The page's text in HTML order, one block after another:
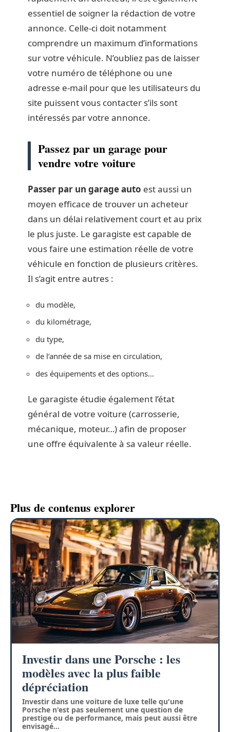
essentiel de soigner la rédaction de votre
annonce. Celle-ci doit notamment
comprendre un maximum d’informations
sur votre véhicule. N’oubliez pas de laisser
votre numéro de téléphone ou une
adresse e-mail pour que les utilisateurs du
site puissent vous contacter s’ils sont
intéressés par votre annonce.
Passez par un garage pour
vendre votre voiture
Passer par un garage auto est aussi un
moyen efficace de trouver un acheteur
dans un délai relativement court et au prix
le plus juste. Le garagiste est capable de
vous faire une estimation réelle de votre
véhicule en fonction de plusieurs critères.
Il s’agit entre autres :
du modèle,
du kilométrage,
du type,
de l’année de sa mise en circulation,
des équipements et des options…
Le garagiste étudie également l’état
général de votre voiture (carrosserie,
mécanique, moteur…) afin de proposer
une offre équivalente à sa valeur réelle.
Plus de contenus explorer
Investir dans une Porsche : les
modèles avec la plus faible
dépréciation
Investir dans une voiture de luxe telle qu'une
Porsche n'est pas seulement une question de
prestige ou de performance, mais peut aussi être
envisagé…